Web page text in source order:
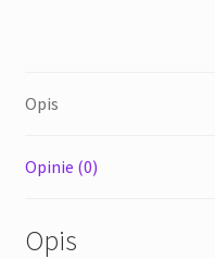
Opis
Opinie (0)
Opis